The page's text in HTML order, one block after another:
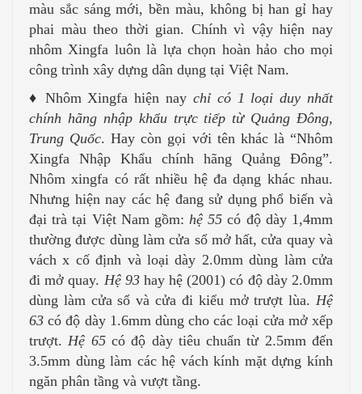
màu sắc sáng mới, bền màu, không bị han gỉ hay
phai màu theo thời gian. Chính vì vậy hiện nay
nhôm Xingfa luôn là lựa chọn hoàn hảo cho mọi
công trình xây dựng dân dụng tại Việt Nam.
♦ Nhôm Xingfa hiện nay chỉ có 1 loại duy nhất
chính hãng nhập khẩu trực tiếp từ Quảng Đông,
Trung Quốc. Hay còn gọi với tên khác là “Nhôm
Xingfa Nhập Khẩu chính hãng Quảng Đông”.
Nhôm xingfa có rất nhiều hệ đa dạng khác nhau.
Nhưng hiện nay các hệ đang sử dụng phổ biến và
đại trà tại Việt Nam gồm:hệ 55 có độ dày 1,4mm
thường được dùng làm cửa sổ mở hất, cửa quay và
vách x cố định và loại dày 2.0mm dùng làm cửa
đi mở quay. Hệ 93hay hệ (2001) có độ dày 2.0mm
dùng làm cửa sổ và cửa đi kiểu mở trượt lùa. Hệ
63 có độ dày 1.6mm dùng cho các loại cửa mở xếp
trượt.Hệ 65có độ dày tiêu chuẩn từ 2.5mm đến
3.5mm dùng làm các hệ vách kính mặt dựng kính
ngăn phân tầng và vượt tầng.